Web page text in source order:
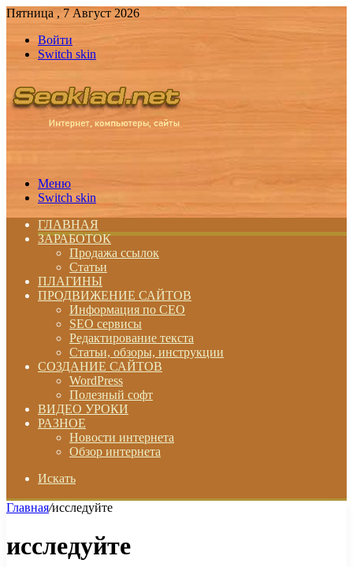
Пятница , 7 Август 2026
Войти
Switch skin
Меню
Switch skin
ГЛАВНАЯ
ЗАРАБОТОК
Продажа ссылок
Статьи
ПЛАГИНЫ
ПРОДВИЖЕНИЕ САЙТОВ
Информация по СЕО
SEO сервисы
Редактирование текста
Статьи, обзоры, инструкции
СОЗДАНИЕ САЙТОВ
WordPress
Полезный софт
ВИДЕО УРОКИ
РАЗНОЕ
Новости интернета
Обзор интернета
Искать
Главная/исследуйте
исследуйте